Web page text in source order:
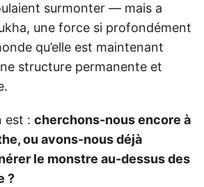
surmonter — mais a
une force si profondément
qu’elle est maintenant
structure permanente et
est : cherchons-nous encore à
ou avons-nous déjà
le monstre au-dessus des
?